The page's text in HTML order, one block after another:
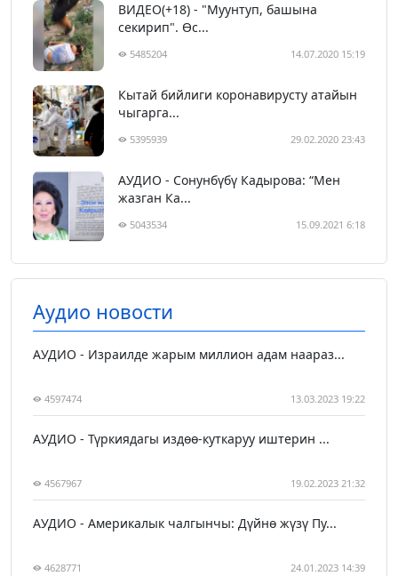
ВИДЕО(+18) - "Муунтуп, башына
секирип". Өс...
5485204 14.07.2020 15:19
Кытай бийлиги коронавирусту атайын
чыгарга...
5395939 29.02.2020 23:43
АУДИО - Сонунбүбү Кадырова: “Мен
жазган Ка...
5043534 15.09.2021 6:18
Аудио новости
АУДИО - Израилде жарым миллион адам наараз...
4597474 13.03.2023 19:22
АУДИО - Түркиядагы издөө-куткаруу иштерин ...
4567967 19.02.2023 21:32
АУДИО - Америкалык чалгынчы: Дүйнө жүзү Пу...
4628771 24.01.2023 14:39